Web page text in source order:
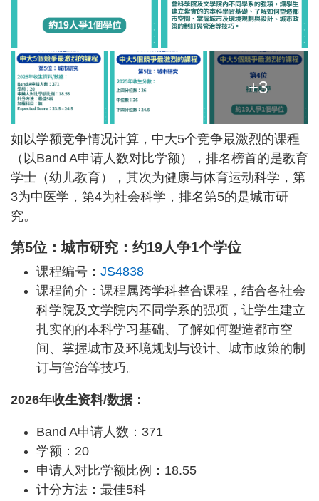
+3
如以学额竞争情况计算，中大5个竞争最激烈的课程
（以Band A申请人数对比学额），排名榜首的是教育
学士（幼儿教育），其次为健康与体育运动科学，第
3为中医学，第4为社会科学，排名第5的是城市研
究。
第5位：城市研究：约19人争1个学位
课程编号： JS4838
课程简介：课程属跨学科整合课程，结合各社会
科学院及文学院内不同学系的强项，让学生建立
扎实的的本科学习基础、了解如何塑造都市空
间、掌握城市及环境规划与设计、城市政策的制
订与管治等技巧。
2026年收生资料/数据：
Band A申请人数：371
学额：20
申请人对比学额比例：18.55
计分方法：最佳5科